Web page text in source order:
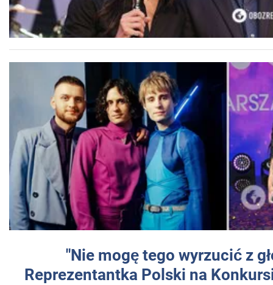
"Nie mogę tego wyrzucić z
Reprezentantka Polski na